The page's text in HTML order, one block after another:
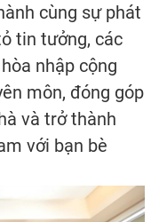
cùng sự phát
tin tưởng, các
nhập cộng
môn, đóng góp
và trở thành
với bạn bè